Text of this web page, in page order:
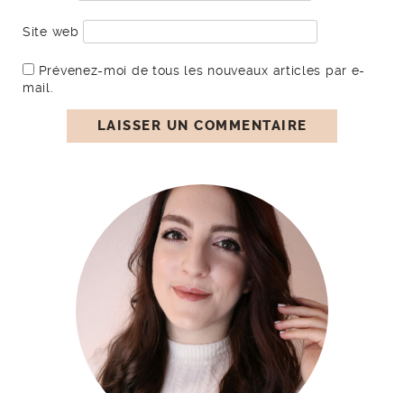
Site web
Prévenez-moi de tous les nouveaux articles par e-
mail.